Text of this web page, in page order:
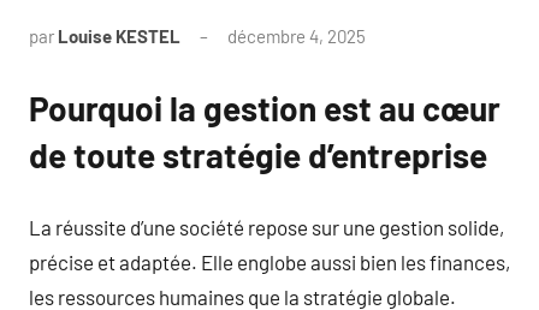
par Louise KESTEL décembre 4, 2025
Pourquoi la gestion est au cœur
de toute stratégie d’entreprise
La réussite d’une société repose sur une gestion solide,
précise et adaptée. Elle englobe aussi bien les finances,
les ressources humaines que la stratégie globale.